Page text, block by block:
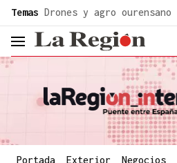
Temas Drones y agro ourensano
header.menu.open
Portada Exterior Negocios